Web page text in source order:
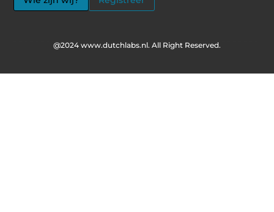
@2024 www.dutchlabs.nl. All Right Reserved.